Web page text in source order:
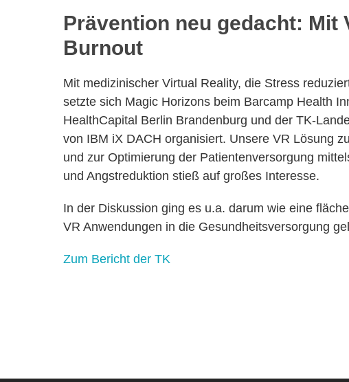
Prävention neu gedacht: Mit
Burnout
Mit medizinischer Virtual Reality, die Stress
setzte sich Magic Horizons beim Barcamp Health
HealthCapital Berlin Brandenburg und der TK-
von IBM iX DACH organisiert. Unsere VR Lösung
und zur Optimierung der Patientenversorgung
und Angstreduktion stieß auf großes Interesse.
In der Diskussion ging es u.a. darum wie eine
VR Anwendungen in die Gesundheitsversorgung
Zum Bericht der TK